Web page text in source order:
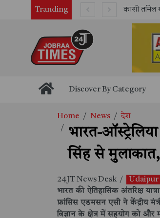
Tranding
Discover By Category
Home News देश
भारत-
सिंह से मुलाकात,
24JT News Desk / Udaipur
भारत की ऐतिहासिक अंतरिक्ष
फ्रांसिस एडमसन एसी ने केंद्रीय
विज्ञान के क्षेत्र में सहयोग को